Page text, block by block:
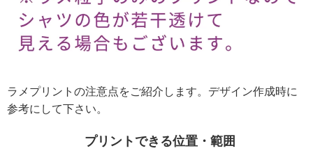
ラメプリントの注意点をご紹介します。デザイン作成時に
参考にして下さい。
プリントできる位置・範囲